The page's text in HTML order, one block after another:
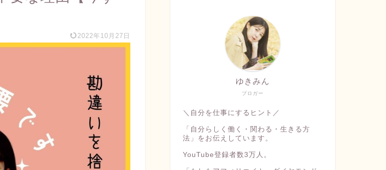
2022年10月27日
ブロガー
ゆきみん
＼自分を仕事にするヒント／
「自分らしく働く・関わる・生きる方
法」をお伝えしています。
YouTube登録者数3万人。